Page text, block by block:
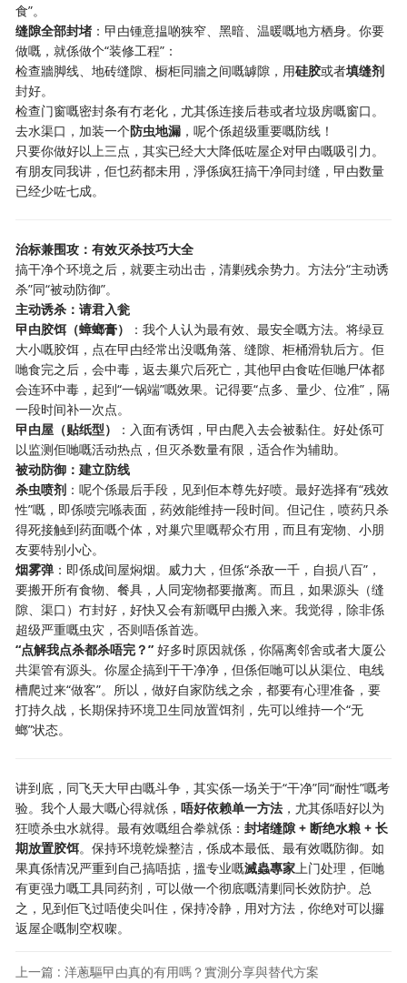
食”。
缝隙全部封堵 ：曱甴锺意揾啲狭窄、黑暗、温暖嘅地方栖身。你要
做嘅，就係做个“装修工程”：
检查牆脚线、地砖缝隙、橱柜同牆之间嘅罅隙，用硅胶或者填缝剂
封好。
检查门窗嘅密封条有冇老化，尤其係连接后巷或者垃圾房嘅窗口。
去水渠口，加装一个防虫地漏 ，呢个係超级重要嘅防线！
只要你做好以上三点，其实已经大大降低咗屋企对曱甴嘅吸引力。
有朋友同我讲，佢乜药都未用，淨係疯狂搞干净同封缝，曱甴数量
已经少咗七成。
治标兼围攻：有效灭杀技巧大全
搞干净个环境之后，就要主动出击，清剿残余势力。方法分“主动诱
杀”同“被动防御”。
主动诱杀：请君入瓮
曱甴胶饵（蟑螂膏）
：我个人认为最有效、最安全嘅方法。将绿豆
大小嘅胶饵，点在曱甴经常出没嘅角落、缝隙、柜桶滑轨后方。佢
哋食完之后，会中毒，返去巢穴后死亡，其他曱甴食咗佢哋尸体都
会连环中毒，起到“一锅端”嘅效果。记得要“点多、量少、位准”，隔
一段时间补一次点。
曱甴屋（贴纸型）
：入面有诱饵，曱甴爬入去会被黏住。好处係可
以监测佢哋嘅活动热点，但灭杀数量有限，适合作为辅助。
被动防御：建立防线
杀虫喷剂 ：呢个係最后手段，见到佢本尊先好喷。最好选择有“残效
性”嘅，即係喷完喺表面，药效能维持一段时间。但记住，喷药只杀
得死接触到药面嘅个体，对巢穴里嘅帮众冇用，而且有宠物、小朋
友要特别小心。
烟雾弹 ：即係成间屋焖烟。威力大，但係“杀敌一千，自损八百”，
要搬开所有食物、餐具，人同宠物都要撤离。而且，如果源头（缝
隙、渠口）冇封好，好快又会有新嘅曱甴搬入来。我觉得，除非係
超级严重嘅虫灾，否则唔係首选。
“点解我点杀都杀唔完？” ​ 好多时原因就係，你隔离邻舍或者大厦公
共渠管有源头。你屋企搞到干干净净，但係佢哋可以从渠位、电线
槽爬过来“做客”。所以，做好自家防线之余，都要有心理准备，要
打持久战，长期保持环境卫生同放置饵剂，先可以维持一个“无
螂”状态。
讲到底，同飞天大曱甴嘅斗争，其实係一场关于“干净”同“耐性”嘅考
验。我个人最大嘅心得就係，唔好依赖单一方法 ，尤其係唔好以为
狂喷杀虫水就得。最有效嘅组合拳就係：封堵缝隙 + 断绝水粮 + 长
期放置胶饵。保持环境乾燥整洁，係成本最低、最有效嘅防御。如
果真係情况严重到自己搞唔掂，搵专业嘅滅蟲專家上门处理，佢哋
有更强力嘅工具同药剂，可以做一个彻底嘅清剿同长效防护。总
之，见到佢飞过唔使尖叫住，保持冷静，用对方法，你绝对可以攞
返屋企嘅制空权㗎。
上一篇 : 洋蔥驅曱甴真的有用嗎？實測分享與替代方案